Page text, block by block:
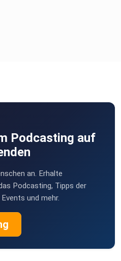
Podcasting auf
an. Erhalte
Podcasting, Tipps der
und mehr.